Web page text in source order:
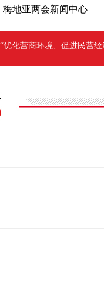
梅地亚两会新闻中心
化营商环境、促进民营经